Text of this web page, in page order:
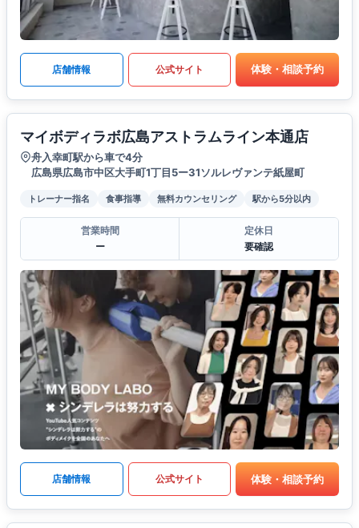
店舗情報 公式サイト 体験・相談予約
マイボディラボ広島アストラムライン本通店
舟入幸町駅から車で4分
広島県広島市中区大手町1丁目5ー31ソルレヴァンテ紙屋町
トレーナー指名 食事指導 無料カウンセリング 駅から5分以内
営業時間
ー
定休日
要確認
店舗情報 公式サイト 体験・相談予約